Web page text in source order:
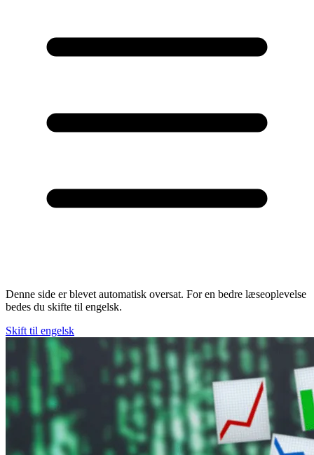
Denne side er blevet automatisk oversat. For en bedre læseoplevelse
bedes du skifte til engelsk.
Skift til engelsk